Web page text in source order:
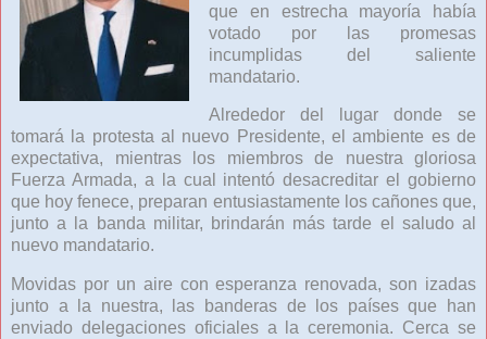
que en estrecha mayoría había
votado por las promesas
incumplidas del saliente
mandatario.
Alrededor del lugar donde se
tomará la protesta al nuevo Presidente, el ambiente es de
expectativa, mientras los miembros de nuestra gloriosa
Fuerza Armada, a la cual intentó desacreditar el gobierno
que hoy fenece, preparan entusiastamente los cañones que,
junto a la banda militar, brindarán más tarde el saludo al
nuevo mandatario.
Movidas por un aire con esperanza renovada, son izadas
junto a la nuestra, las banderas de los países que han
enviado delegaciones oficiales a la ceremonia. Cerca se